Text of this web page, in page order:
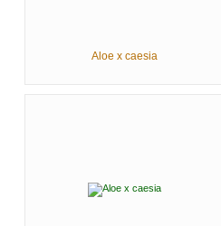
Aloe x caesia